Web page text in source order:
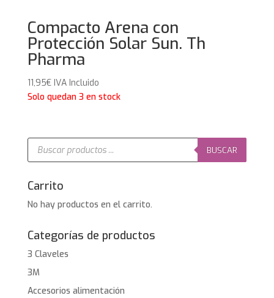
Compacto Arena con
Protección Solar Sun. Th
Pharma
11,95€ IVA Incluido
Solo quedan 3 en stock
Búsqueda
productos
BUSCAR
Carrito
No hay productos en el carrito.
Categorías de productos
3 Claveles
3M
Accesorios alimentación